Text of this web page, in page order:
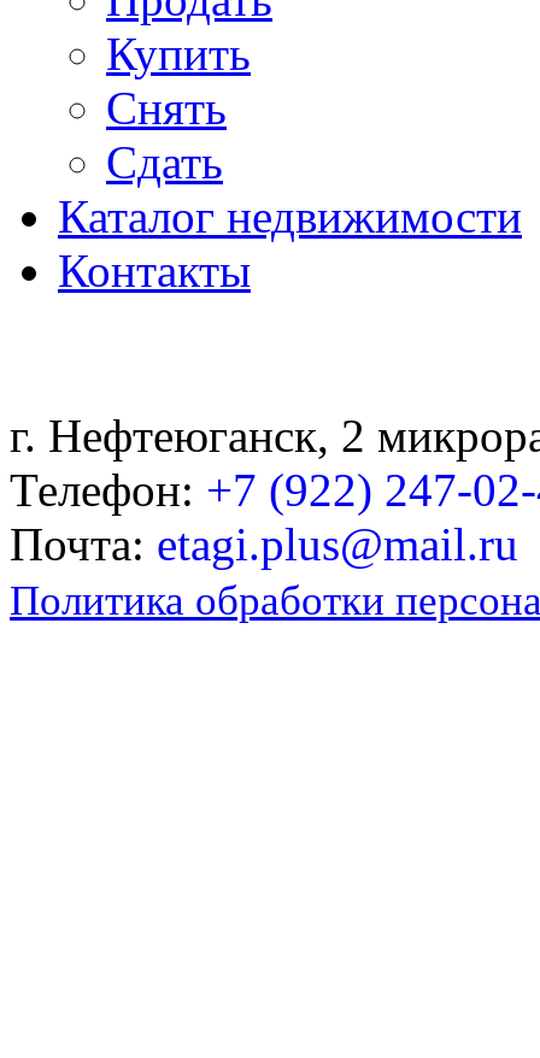
Купить
Снять
Сдать
Каталог недвижимости
Контакты
г. Нефтеюганск, 2
Телефон: +7 (922) 247-
Почта: etagi.plus@mail.ru
Политика обработки